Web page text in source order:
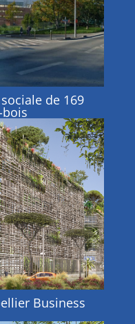
de 169
bois
Business